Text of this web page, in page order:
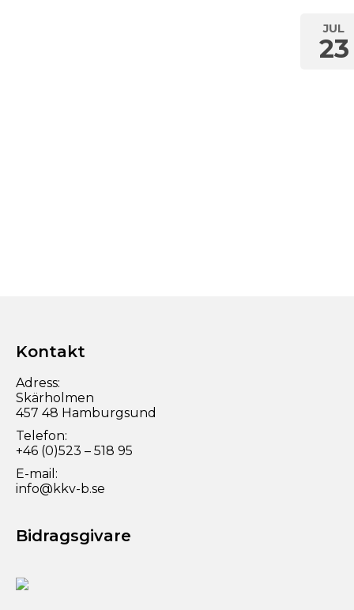
JUL
23
Kontakt
Adress:
Skärholmen
457 48 Hamburgsund
Telefon:
+46 (0)523 – 518 95
E-mail:
info@kkv-b.se
Bidragsgivare